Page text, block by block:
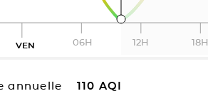
VEN 06H 12H 18H
annuelle 110 AQI